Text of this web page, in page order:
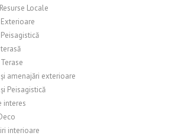
Locale
Exterioare
Peisagistică
și amenajări exterioare
Peisagistică
interes
interioare